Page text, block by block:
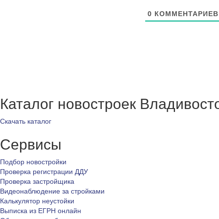
0 КОММЕНТАРИЕВ
Каталог новостроек
Скачать каталог
Сервисы
Подбор новостройки
Проверка регистрации ДДУ
Проверка застройщика
Видеонаблюдение за стройками
Калькулятор неустойки
Выписка из ЕГРН онлайн